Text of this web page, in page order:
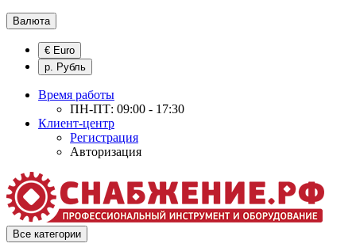
Валюта
€ Euro
р. Рубль
Время работы
ПН-ПТ: 09:00 - 17:30
Клиент-центр
Регистрация
Авторизация
Все категории